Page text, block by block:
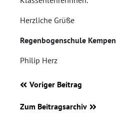
Herzliche Grüße
Regenbogenschule Kempen
Philip Herz
Voriger Beitrag
Zum Beitragsarchiv